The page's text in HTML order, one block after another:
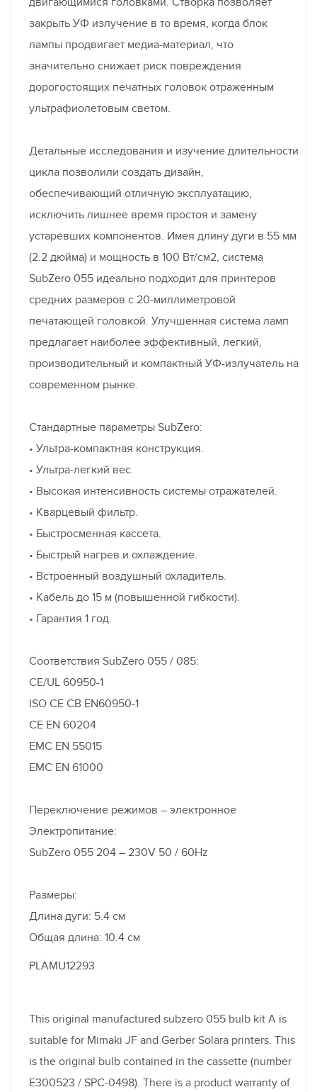
закрыть УФ излучение в то время, когда блок
лампы продвигает медиа-материал, что
значительно снижает риск повреждения
дорогостоящих печатных головок отраженным
ультрафиолетовым светом.
Детальные исследования и изучение длительности
цикла позволили создать дизайн,
обеспечивающий отличную эксплуатацию,
исключить лишнее время простоя и замену
устаревших компонентов. Имея длину дуги в 55 мм
(2.2 дюйма) и мощность в 100 Вт/см2, система
SubZero 055 идеально подходит для принтеров
средних размеров с 20-миллиметровой
печатающей головкой. Улучшенная система ламп
предлагает наиболее эффективный, легкий,
производительный и компактный УФ-излучатель на
современном рынке.
Стандартные параметры SubZero:
• Ультра-компактная конструкция.
• Ультра-легкий вес.
• Высокая интенсивность системы отражателей.
• Кварцевый фильтр.
• Быстросменная кассета.
• Быстрый нагрев и охлаждение.
• Встроенный воздушный охладитель.
• Кабель до 15 м (повышенной гибкости).
• Гарантия 1 год.
Соответствия SubZero 055 / 085:
CE/UL 60950-1
ISO CE CB EN60950-1
CE EN 60204
EMC EN 55015
EMC EN 61000
Переключение режимов – электронное
Электропитание:
SubZero 055 204 – 230V 50 / 60Hz
Размеры:
Длина дуги: 5.4 см
Общая длина: 10.4 см
PLAMU12293
This original manufactured subzero 055 bulb kit A is
suitable for Mimaki JF and Gerber Solara printers. This
is the original bulb contained in the cassette (number
E300523 / SPC-0498). There is a product warranty of